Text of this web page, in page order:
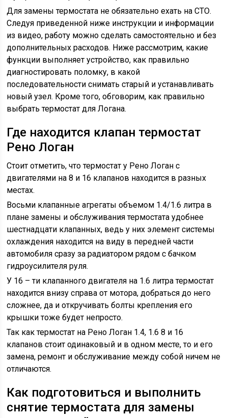
Для замены термостата не обязательно ехать на СТО.
Следуя приведенной ниже инструкции и информации
из видео, работу можно сделать самостоятельно и без
дополнительных расходов. Ниже рассмотрим, какие
функции выполняет устройство, как правильно
диагностировать поломку, в какой
последовательности снимать старый и устанавливать
новый узел. Кроме того, обговорим, как правильно
выбрать термостат для Логана.
Где находится клапан термостат
Рено Логан
Стоит отметить, что термостат у Рено Логан с
двигателями на 8 и 16 клапанов находится в разных
местах.
Восьми клапанные агрегаты объемом 1.4/1.6 литра в
плане замены и обслуживания термостата удобнее
шестнадцати клапанных, ведь у них элемент системы
охлаждения находится на виду в передней части
автомобиля сразу за радиатором рядом с бачком
гидроусилителя руля.
У 16 – ти клапанного двигателя на 1.6 литра термостат
находится внизу справа от мотора, добраться до него
сложнее, да и откручивать болты крепления его
крышки тоже будет непросто.
Так как термостат на Рено Логан 1.4, 1.6 8 и 16
клапанов стоит одинаковый и в одном месте, то и его
замена, ремонт и обслуживание между собой ничем не
отличаются.
Как подготовиться и выполнить
снятие термостата для замены